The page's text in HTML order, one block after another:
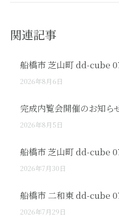
関連記事
船橋市 芝山町 dd-cube
2026年8月6日
完成内覧会開催のお知ら
2026年8月5日
船橋市 芝山町 dd-cube
2026年7月30日
船橋市 二和東 dd-cube
2026年7月29日